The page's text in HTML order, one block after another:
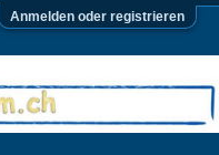
Anmelden oder registrieren